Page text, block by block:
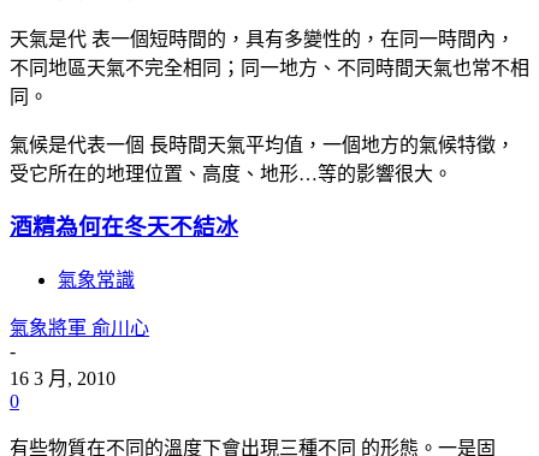
天氣是代 表一個短時間的，具有多變性的，在同一時間內，
不同地區天氣不完全相同；同一地方、不同時間天氣也常不相
同。
氣候是代表一個 長時間天氣平均值，一個地方的氣候特徵，
受它所在的地理位置、高度、地形…等的影響很大。
酒精為何在冬天不結冰
氣象常識
氣象將軍 俞川心
-
16 3 月, 2010
0
有些物質在不同的溫度下會出現三種不同 的形態。一是固